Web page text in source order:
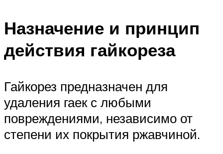
Назначение и принцип
действия гайкореза
Гайкорез предназначен для
удаления гаек с любыми
повреждениями, независимо от
степени их покрытия ржавчиной.